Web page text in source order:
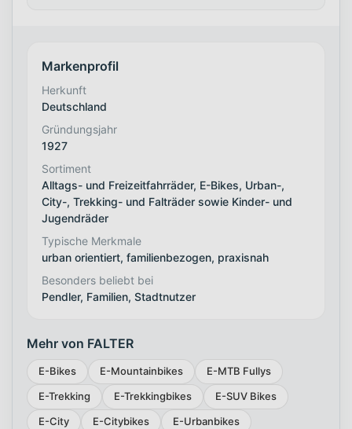
Markenprofil
Herkunft
Deutschland
Gründungsjahr
1927
Sortiment
Alltags- und Freizeitfahrräder, E-Bikes, Urban-,
City-, Trekking- und Falträder sowie Kinder- und
Jugendräder
Typische Merkmale
urban orientiert, familienbezogen, praxisnah
Besonders beliebt bei
Pendler, Familien, Stadtnutzer
Mehr von FALTER
E-Bikes E-Mountainbikes
E-MTB Fullys
E-Trekking
E-Trekkingbikes
E-SUV Bikes
E-City
E-Citybikes
E-Urbanbikes